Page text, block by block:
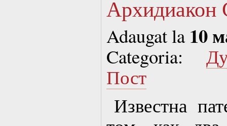
Архидиакон
Adaugat la 10
Categoria:
Пост
Известна